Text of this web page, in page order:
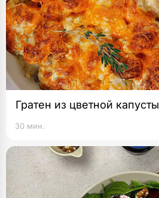
Гратен из цветной капусты
30 мин.